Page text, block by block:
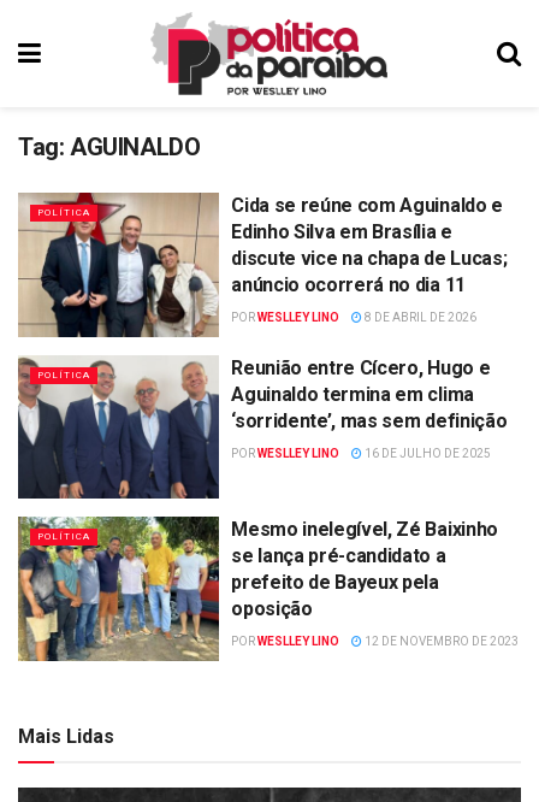
Tag: AGUINALDO
POLÍTICA
Cida se reúne com Aguinaldo e
Edinho Silva em Brasília e
discute vice na chapa de Lucas;
anúncio ocorrerá no dia 11
PORWESLLEY LINO 8 DE ABRIL DE 2026
POLÍTICA
Reunião entre Cícero, Hugo e
Aguinaldo termina em clima
‘sorridente’, mas sem definição
PORWESLLEY LINO 16 DE JULHO DE 2025
POLÍTICA
Mesmo inelegível, Zé Baixinho
se lança pré-candidato a
prefeito de Bayeux pela
oposição
PORWESLLEY LINO 12 DE NOVEMBRO DE 2023
Mais Lidas